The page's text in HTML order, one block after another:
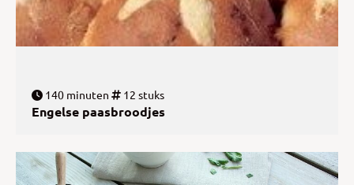
140 minuten 12 stuks
Engelse paasbroodjes